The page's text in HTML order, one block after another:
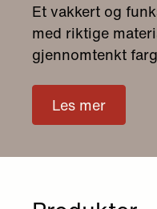
Et vakkert og
med riktige
gjennomtenkt
Les mer